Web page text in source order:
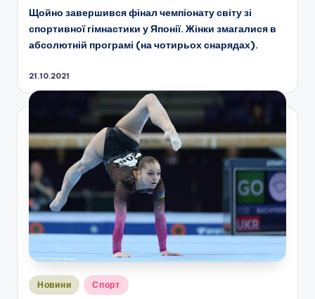
Щойно завершився фінал чемпіонату світу зі
спортивної гімнастики у Японії. Жінки змагалися в
абсолютній програмі (на чотирьох снарядах).
21.10.2021
Опубліковано
Новини Спорт